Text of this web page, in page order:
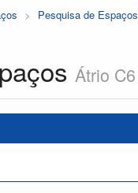
Pesquisa de Espaços
Átrio C6